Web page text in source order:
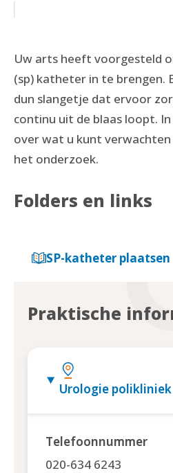
Uw arts heeft voorgesteld
(sp) katheter in te brengen.
dun slangetje dat ervoor
continu uit de blaas loopt.
over wat u kunt
het onderzoek.
Folders en links
SP-katheter plaatsen
Praktische
Urologie polikliniek
Telefoonnummer
020-634 6243